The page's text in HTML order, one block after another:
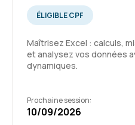
Excellente
Beaucoup
Formation : PowerPoint
ÉLIGIBLE CPF
Maîtrisez Excel : calculs,
et analysez vos données
dynamiques.
Prochaine session:
10/09/2026